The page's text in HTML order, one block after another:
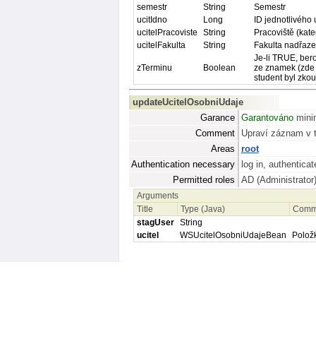
semestr
String
Semestr
ucitIdno
Long
ID jednotlivého
ucitelPracoviste
String
Pracoviště
ucitelFakulta
String Fakulta
zTerminu Boolean
Je-li TRUE,
ze znamek
student byl
updateUcitelOsobniUdaje
Garance
Garantováno
Comment
Upraví záznam v
Areas
root
Authentication necessary
log in,
Permitted roles
AD (Administrator)
Arguments
Title
Type (Java)
stagUser String
ucitel
WSUcitelOsobniUdajeBean